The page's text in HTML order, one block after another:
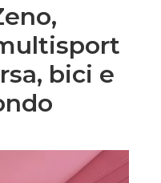
bici e